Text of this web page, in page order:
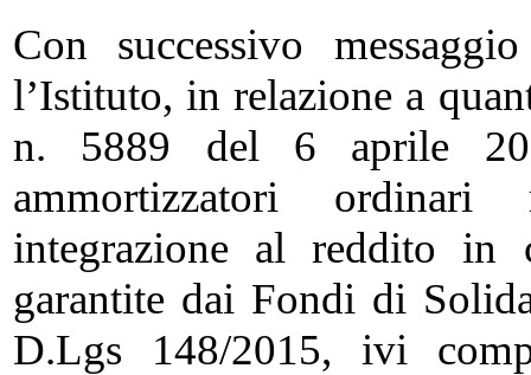
Con successivo
l’Istituto, in relazione a
n. 5889 del 6 aprile
ammortizzatori
integrazione al reddito in
garantite dai Fondi di
D.Lgs 148/2015, ivi